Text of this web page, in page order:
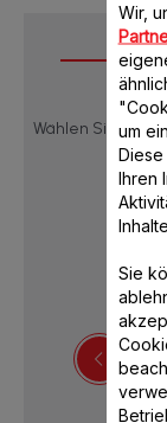
Wählen Sie eine
Wir,
um
Ihren
Sie